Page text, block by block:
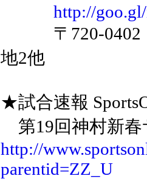
http://
〒720-0402 広
地2他
★試合速報
第19回神村
http://
parentid=ZZ_U